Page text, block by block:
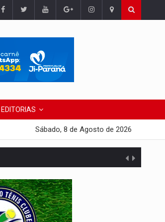
EDITORIAS
Sábado, 8 de Agosto de 2026